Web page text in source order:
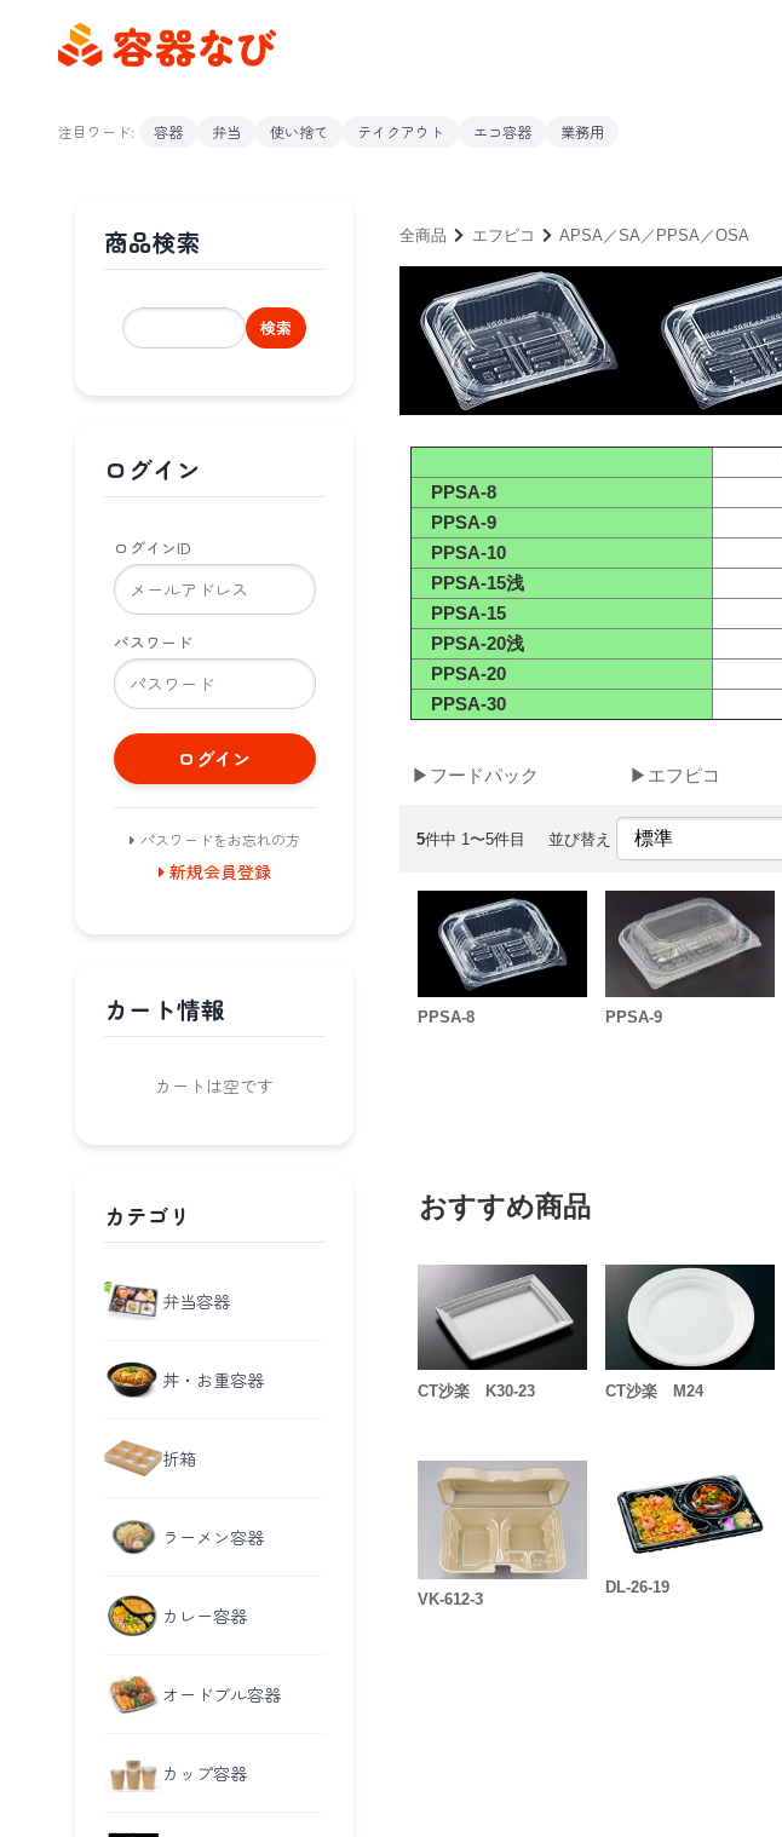
注目ワード:
容器 弁当 使い捨て テイクアウト エコ容器 業務用
全商品 エフピコ APSA／SA／PPSA／OSA
PPSA-8
PPSA-9
PPSA-10
PPSA-15浅
PPSA-15
PPSA-20浅
PPSA-20
PPSA-30
▶フードパック ▶エフピコ
5件中 1〜5件目 並び替え
PPSA-8 PPSA-9
おすすめ商品
CT沙楽 K30-23 CT沙楽 M24
VK-612-3
DL-26-19
商品検索
検索
ログイン
ログインID
パスワード
ログイン
パスワードをお忘れの方
新規会員登録
カート情報
カートは空です
カテゴリ
弁当容器
丼・お重容器
折箱
ラーメン容器
カレー容器
オードブル容器
カップ容器